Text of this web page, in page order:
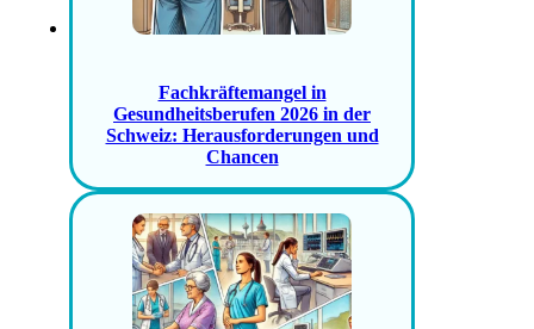
Fachkräftemangel in
Gesundheitsberufen 2026 in der
Schweiz: Herausforderungen und
Chancen